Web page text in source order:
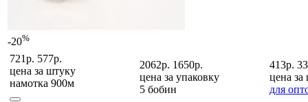
-20%
721р. 577р.
цена за штуку
намотка 900м
2062р. 1650р.
цена за упаковку
5 бобин
413р.
цена за
для